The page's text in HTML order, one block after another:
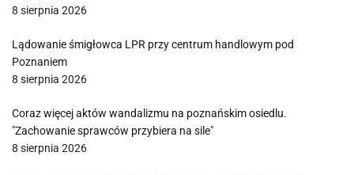
8 sierpnia 2026
Lądowanie śmigłowca LPR przy centrum handlowym pod
Poznaniem
8 sierpnia 2026
Coraz więcej aktów wandalizmu na poznańskim osiedlu.
"Zachowanie sprawców przybiera na sile"
8 sierpnia 2026